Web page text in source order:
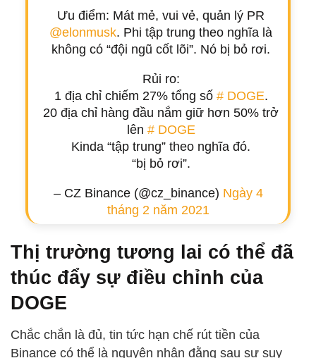
Ưu điểm: Mát mẻ, vui vẻ, quản lý PR
@elonmusk. Phi tập trung theo nghĩa là
không có “đội ngũ cốt lõi”. Nó bị bỏ rơi.
Rủi ro:
1 địa chỉ chiếm 27% tổng số # DOGE.
20 địa chỉ hàng đầu nắm giữ hơn 50% trở
lên # DOGE
Kinda “tập trung” theo nghĩa đó.
“bị bỏ rơi”.
– CZ Binance (@cz_binance) Ngày 4
tháng 2 năm 2021
Thị trường tương lai có thể đã
thúc đẩy sự điều chỉnh của
DOGE
Chắc chắn là đủ, tin tức hạn chế rút tiền của
Binance có thể là nguyên nhân đằng sau sự suy